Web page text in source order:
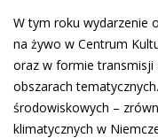
W tym roku wydarzenie
na żywo w Centrum
oraz w formie transmisji
obszarach
środowiskowych –
klimatycznych w